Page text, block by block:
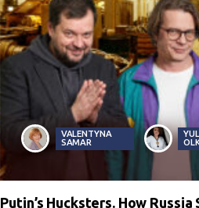
VALENTYNA
SAMAR
Putin’s Hucksters. How Russia